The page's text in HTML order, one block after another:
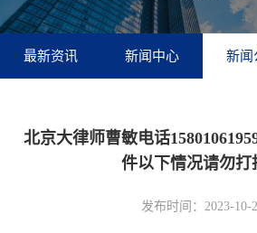
最新资讯 新闻中心 新闻
北京大律师曹敏电话
件以下情况请勿打
发布时间：2023-10-